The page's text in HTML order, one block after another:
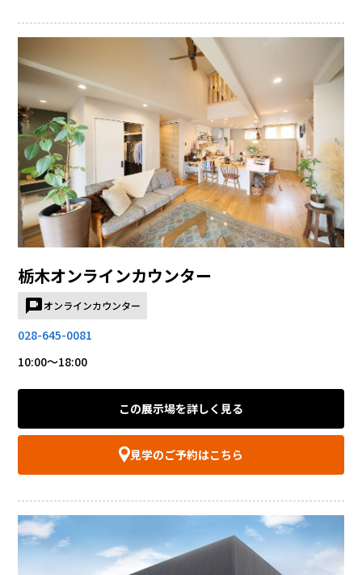
栃木オンラインカウンター
オンラインカウンター
028-645-0081
10:00～18:00
この展示場を詳しく見る
見学のご予約はこちら